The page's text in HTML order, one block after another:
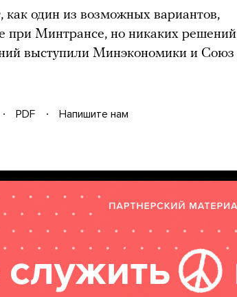
как один из возможных вариантов,
при Минтрансе, но никаких решений
выступили Минэкономики и Союз
PDF
Напишите нам